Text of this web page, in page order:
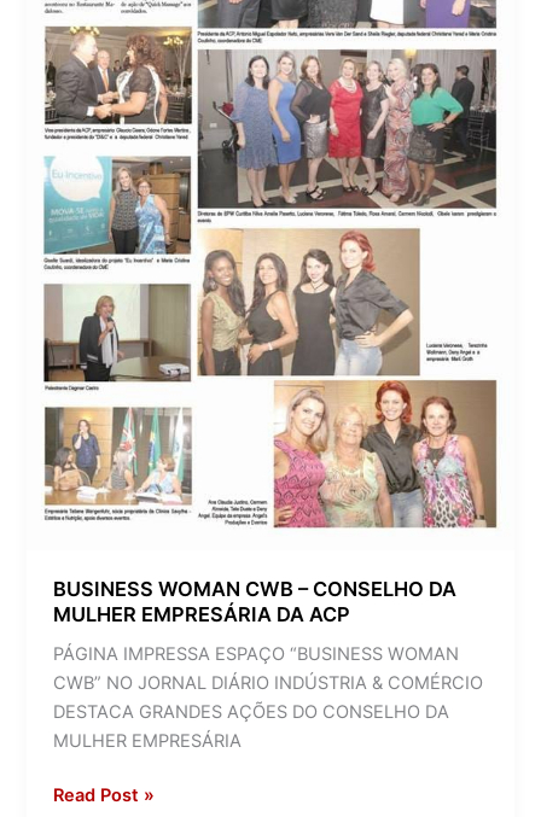
BUSINESS WOMAN CWB – CONSELHO DA
MULHER EMPRESÁRIA DA ACP
PÁGINA IMPRESSA ESPAÇO “BUSINESS WOMAN
CWB” NO JORNAL DIÁRIO INDÚSTRIA & COMÉRCIO
DESTACA GRANDES AÇÕES DO CONSELHO DA
MULHER EMPRESÁRIA
Read Post »